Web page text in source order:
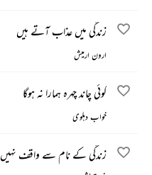
زندگی میں عذاب آتے ہیں
ارون ارمیش
کوئی چاند چہرہ ہمارا نہ ہوگا
خواب دہلوی
زندگی کے نام سے واقف نہیں